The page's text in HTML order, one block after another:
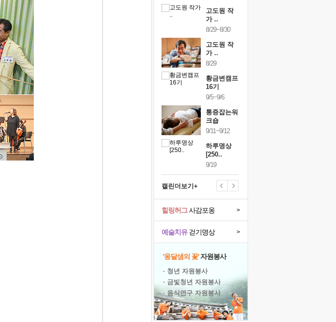
고도원 작
가 ..
8/29~8/30
고도원 작
가 ..
8/29
황금변캠프
16기
9/5~9/6
통증잡는워
크숍
9/11~9/12
하루명상
[250..
9/19
캘린더보기+
예술치유걷기명상 >
힐링허그사감포옹 >
'옹달샘의 꽃'자원봉사
· 청년 자원봉사
· 금빛청년 자원봉사
· 음식연구 자원봉사